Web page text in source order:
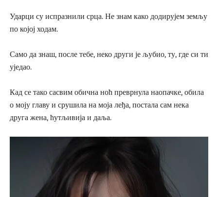
Ударци су испразнили срца. Не знам како додирујем земљу
по којој ходам.
Само да знаш, после тебе, неко други је љубио, ту, где си ти
уједао.
Кад се тако сасвим обична ноћ преврнула наопачке, обила
о моју главу и срушила на моја леђа, постала сам нека
друга жена, ћутљивија и даља.